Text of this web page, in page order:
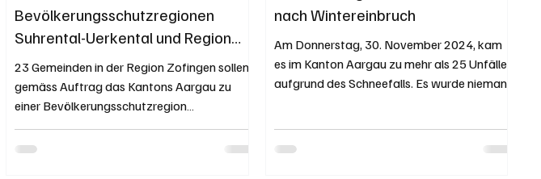
Bevölkerungsschutzregionen
Suhrental-Uerkental und Region
Zofingen
23 Gemeinden in der Region Zofingen sollen
gemäss Auftrag das Kantons Aargau zu
einer Bevölkerungsschutzregion
zusammengefasst werden....
nach Wintereinbruch
Am Donnerstag, 30. November 2024, kam
es im Kanton Aargau zu mehr als 25 Unfällen
aufgrund des Schneefalls. Es wurde niemand